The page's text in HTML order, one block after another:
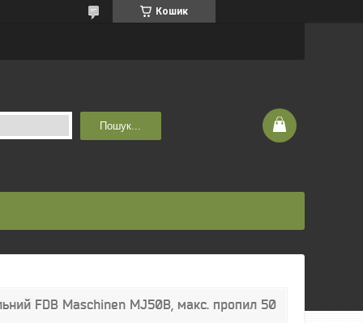
Кошик
Пошук...
FDB Maschinen MJ50B, макс. пропил 50